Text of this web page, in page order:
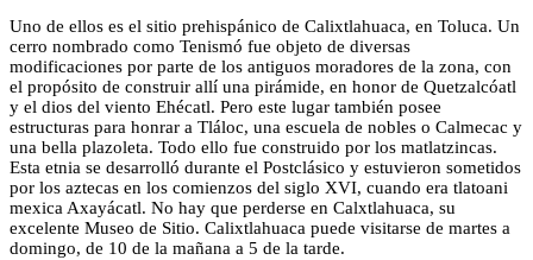
Uno de ellos es el sitio prehispánico de Calixtlahuaca, en Toluca. Un
cerro nombrado como Tenismó fue objeto de diversas
modificaciones por parte de los antiguos moradores de la zona, con
el propósito de construir allí una pirámide, en honor de Quetzalcóatl
y el dios del viento Ehécatl. Pero este lugar también posee
estructuras para honrar a Tláloc, una escuela de nobles o Calmecac y
una bella plazoleta. Todo ello fue construido por los matlatzincas.
Esta etnia se desarrolló durante el Postclásico y estuvieron sometidos
por los aztecas en los comienzos del siglo XVI, cuando era tlatoani
mexica Axayácatl. No hay que perderse en Calxtlahuaca, su
excelente Museo de Sitio. Calixtlahuaca puede visitarse de martes a
domingo, de 10 de la mañana a 5 de la tarde.